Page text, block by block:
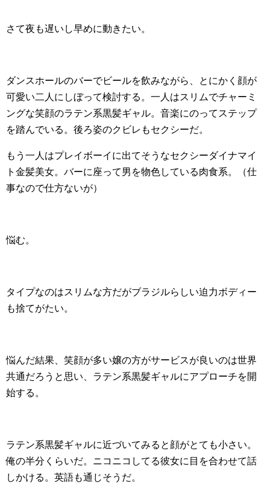
さて夜も遅いし早めに動きたい。
ダンスホールのバーでビールを飲みながら、とにかく顔が
可愛い二人にしぼって検討する。一人はスリムでチャーミ
ングな笑顔のラテン系黒髪ギャル。音楽にのってステップ
を踏んでいる。後ろ姿のクビレもセクシーだ。
もう一人はプレイボーイに出てそうなセクシーダイナマイ
ト金髪美女。バーに座って男を物色している肉食系。（仕
事なので仕方ないが）
悩む。
タイプなのはスリムな方だがブラジルらしい迫力ボディー
も捨てがたい。
悩んだ結果、笑顔が多い嬢の方がサービスが良いのは世界
共通だろうと思い、ラテン系黒髪ギャルにアプローチを開
始する。
ラテン系黒髪ギャルに近づいてみると顔がとても小さい。
俺の半分くらいだ。ニコニコしてる彼女に目を合わせて話
しかける。英語も通じそうだ。